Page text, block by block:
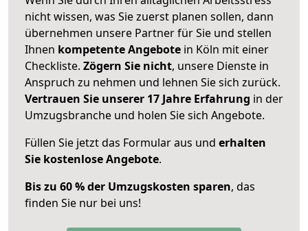
nicht wissen, was Sie zuerst planen sollen, dann
übernehmen unsere Partner für Sie und stellen
Ihnen kompetente Angebote in Köln mit einer
Checkliste. Zögern Sie nicht, unsere Dienste in
Anspruch zu nehmen und lehnen Sie sich zurück.
Vertrauen Sie unserer 17 Jahre Erfahrung in der
Umzugsbranche und holen Sie sich Angebote.
Füllen Sie jetzt das Formular aus und erhalten
Sie kostenlose Angebote.
Bis zu 60 % der Umzugskosten sparen, das
finden Sie nur bei uns!